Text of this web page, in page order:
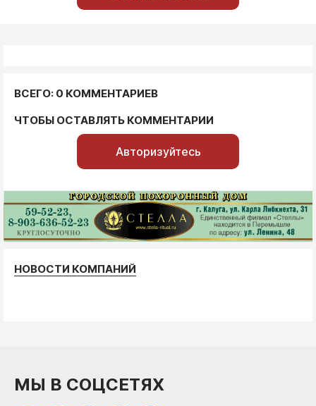
ВСЕГО: 0 КОММЕНТАРИЕВ
ЧТОБЫ ОСТАВЛЯТЬ КОММЕНТАРИИ
Авторизуйтесь
НОВОСТИ КОМПАНИЙ
МЫ В СОЦСЕТЯХ